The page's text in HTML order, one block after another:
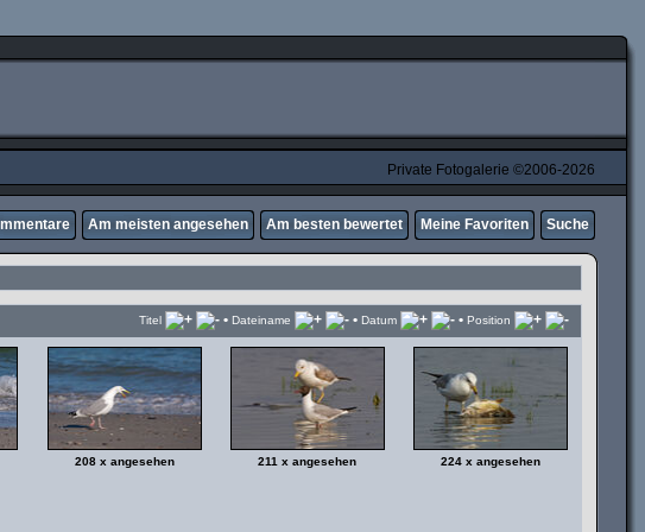
Private Fotogalerie ©2006-2026
Am meisten angesehen Am besten bewertet Meine Favoriten Suche
Titel • Dateiname • Datum • Position
208 x angesehen 211 x angesehen 224 x angesehen